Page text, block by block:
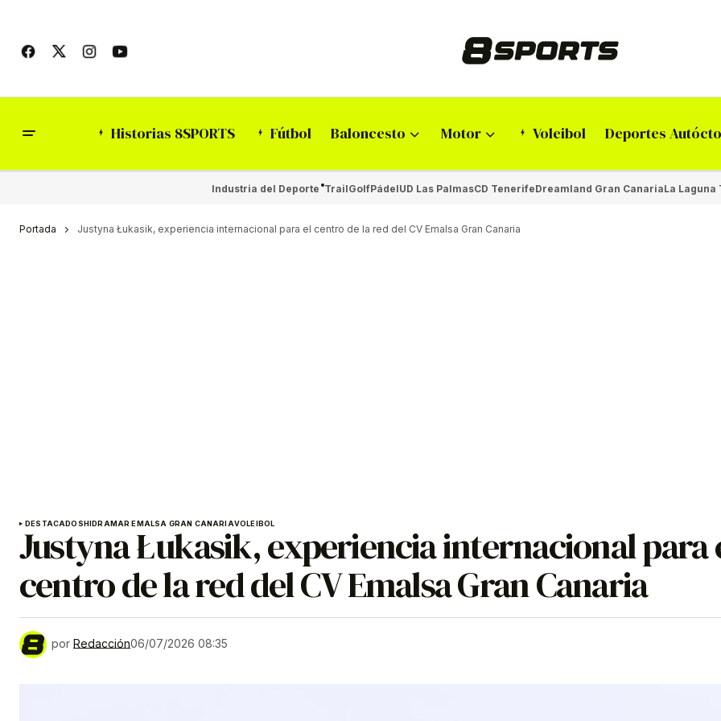
Historias 8SPORTS Fútbol Baloncesto Motor Voleibol Deportes
Industria del Deporte TrailGolfPádelUD Las PalmasCD TenerifeDreamland Gran CanariaLa Laguna
Portada Justyna Łukasik, experiencia internacional para el centro de la red del CV Emalsa Gran Canaria
DESTACADOSHIDRAMAR EMALSA GRAN CANARIAVOLEIBOL
Justyna Łukasik, experiencia internacional para
centro de la red del CV Emalsa Gran Canaria
por Redacción06/07/2026 08:35